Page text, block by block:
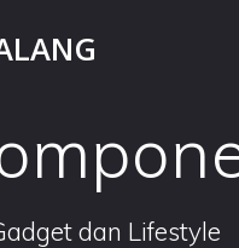
dan Lifestyle